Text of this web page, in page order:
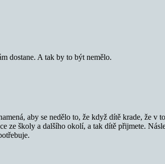
dostane. A tak by to být nemělo.
aby se nedělo to, že když dítě krade, že
školy a dalšího okolí, a tak dítě přijmete.